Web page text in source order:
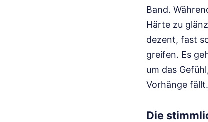
Band.
Härte zu
dezent, fast
greifen. Es
um das
Vorhänge fällt.
Die